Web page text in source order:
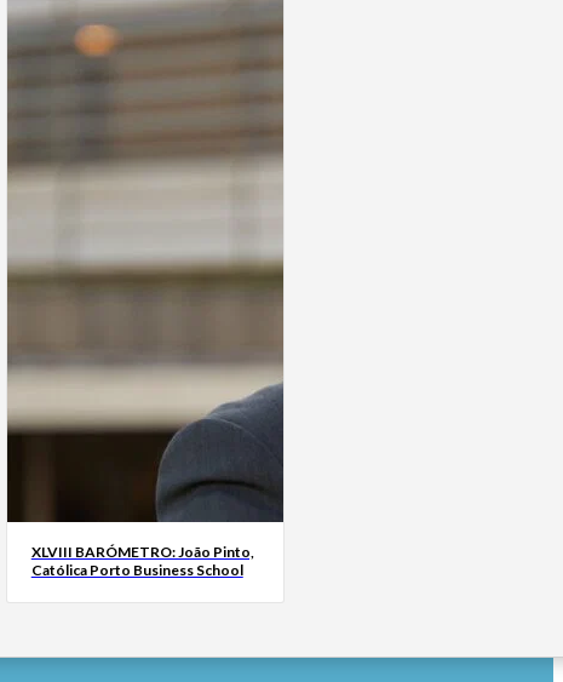
XLVIII BARÓMETRO: João Pinto,
Católica Porto Business School